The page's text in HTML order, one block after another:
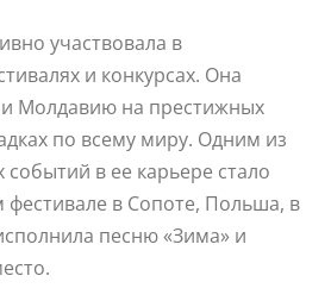
участвовала в
и конкурсах. Она
и Молдавию на престижных
по всему миру. Одним из
в ее карьере стало
фестивале в Сопоте, Польша, в
песню «Зима» и